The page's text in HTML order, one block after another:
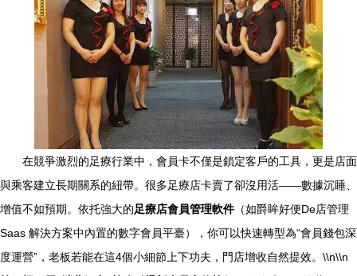
在競爭激烈的足療行業中，會員卡不僅是鎖定客戶的工具，更是店面
與乘客建立長期關系的紐帶。很多足療店卡賣了卻沒用活——數據沉睡、
增值不如預期。依托強大的足療店會員管理軟件（如爵眸好便De店管理
Saas 解決方案中內置的數字會員平臺），你可以快速轉型為“會員錢包深
度運營”，老板若能在這4個小細節上下功夫，門店增收自然提效。\\n\\n